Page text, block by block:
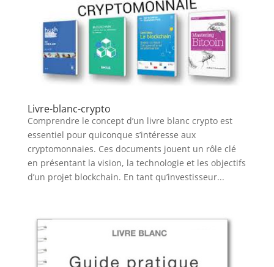
Livre-blanc-crypto
Comprendre le concept d’un livre blanc crypto est
essentiel pour quiconque s’intéresse aux
cryptomonnaies. Ces documents jouent un rôle clé
en présentant la vision, la technologie et les objectifs
d’un projet blockchain. En tant qu’investisseur...